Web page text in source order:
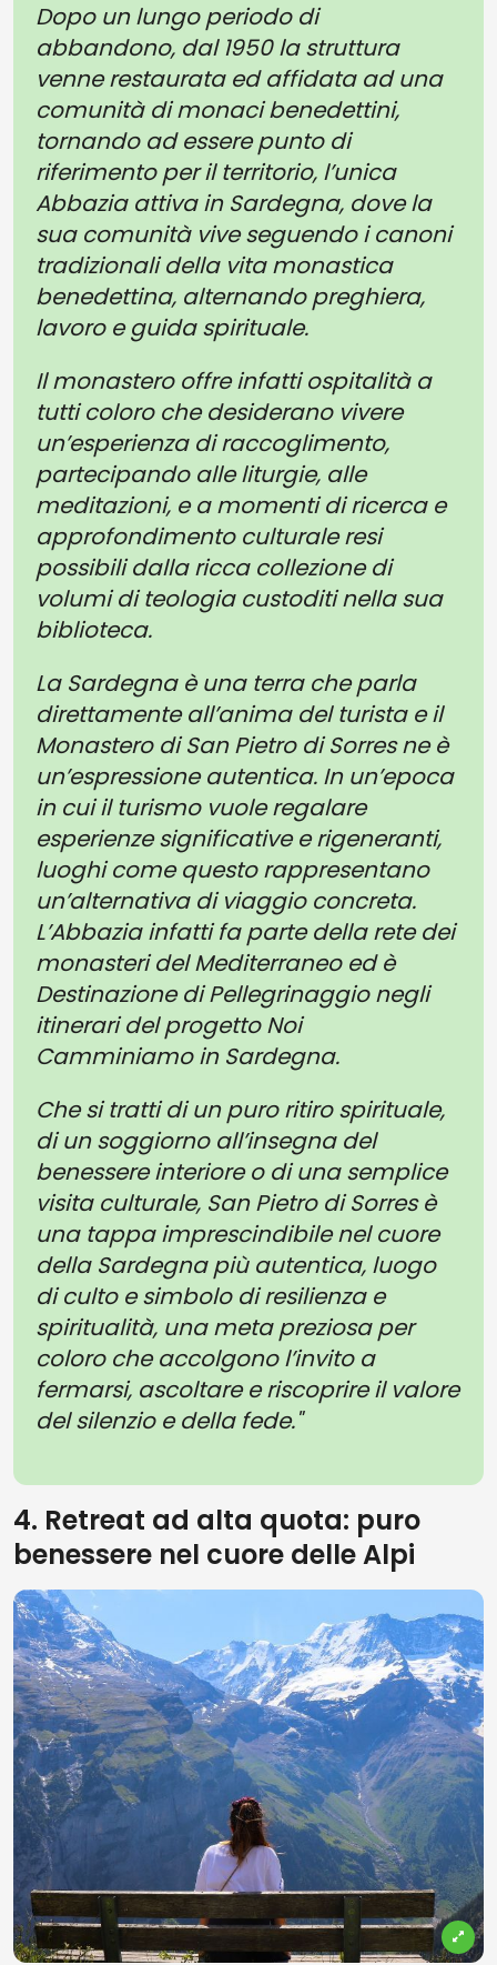
Dopo un lungo periodo di
abbandono, dal 1950 la struttura
venne restaurata ed affidata ad una
comunità di monaci benedettini,
tornando ad essere punto di
riferimento per il territorio, l’unica
Abbazia attiva in Sardegna, dove la
sua comunità vive seguendo i canoni
tradizionali della vita monastica
benedettina, alternando preghiera,
lavoro e guida spirituale.
Il monastero offre infatti ospitalità a
tutti coloro che desiderano vivere
un’esperienza di raccoglimento,
partecipando alle liturgie, alle
meditazioni, e a momenti di ricerca e
approfondimento culturale resi
possibili dalla ricca collezione di
volumi di teologia custoditi nella sua
biblioteca.
La Sardegna è una terra che parla
direttamente all’anima del turista e il
Monastero di San Pietro di Sorres ne è
un’espressione autentica. In un’epoca
in cui il turismo vuole regalare
esperienze significative e rigeneranti,
luoghi come questo rappresentano
un’alternativa di viaggio concreta.
L’Abbazia infatti fa parte della rete dei
monasteri del Mediterraneo ed è
Destinazione di Pellegrinaggio negli
itinerari del progetto Noi
Camminiamo in Sardegna.
Che si tratti di un puro ritiro spirituale,
di un soggiorno all’insegna del
benessere interiore o di una semplice
visita culturale, San Pietro di Sorres è
una tappa imprescindibile nel cuore
della Sardegna più autentica, luogo
di culto e simbolo di resilienza e
spiritualità, una meta preziosa per
coloro che accolgono l’invito a
fermarsi, ascoltare e riscoprire il valore
del silenzio e della fede."
4. Retreat ad alta quota: puro
benessere nel cuore delle Alpi